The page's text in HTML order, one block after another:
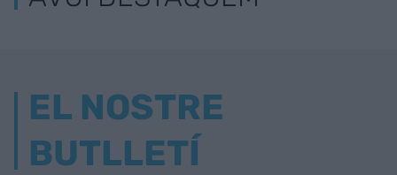
EL NOSTRE
BUTLLETÍ